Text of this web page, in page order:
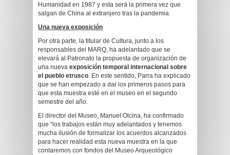
Humanidad en 1987 y esta será la primera vez que
salgan de China al extranjero tras la pandemia.
Una nueva exposición
Por otra parte, la titular de Cultura, junto a los
responsables del MARQ, ha adelantado que se
elevará al Patronato la propuesta de organización de
una nueva exposición temporal internacional sobre
el pueblo etrusco. En este sentido, Parra ha explicado
que se han empezado a dar los primeros pasos para
que esta muestra esté en el museo en el segundo
semestre del año.
El director del Museo, Manuel Olcina, ha confirmado
que “los trabajos están muy adelantados y tenemos
mucha ilusión de formalizar los acuerdos alcanzados
para hacer realidad esta nueva muestra en la que
contaremos con fondos del Museo Arqueológico